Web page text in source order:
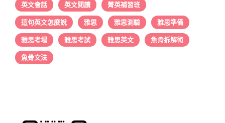
英文會話 英文閱讀 菁英補習班
這句英文怎麼說 雅思 雅思測驗 雅思準備
雅思考場 雅思考試 雅思英文 魚骨拆解術
魚骨文法